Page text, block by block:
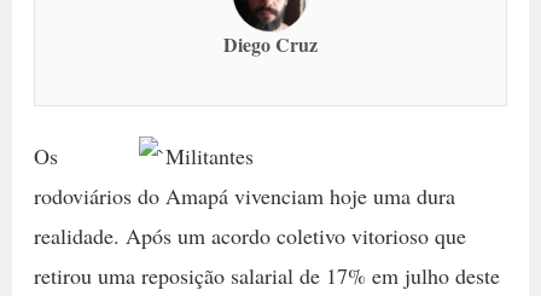
Diego Cruz
Os
rodoviários do Amapá vivenciam hoje uma dura
realidade. Após um acordo coletivo vitorioso que
retirou uma reposição salarial de 17% em julho deste